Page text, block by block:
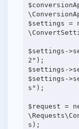
$settings =
$settings-
2");
$settings-
$settings-
s");
$request =
s);